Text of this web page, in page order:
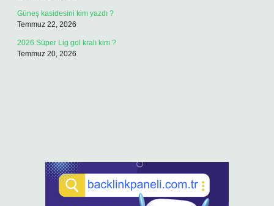
Güneş kasidesini kim yazdı ?
Temmuz 22, 2026
2026 Süper Lig gol kralı kim ?
Temmuz 20, 2026